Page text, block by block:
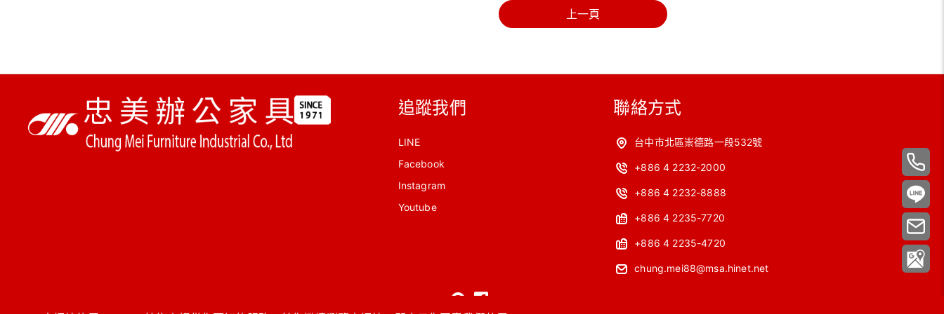
上一頁
追蹤我們
LINE
Facebook
Instagram
Youtube
聯絡方式
台中市北區崇德路一段532號
+886 4 2232-2000
+886 4 2232-8888
+886 4 2235-7720
+886 4 2235-4720
chung.mei88@msa.hinet.net